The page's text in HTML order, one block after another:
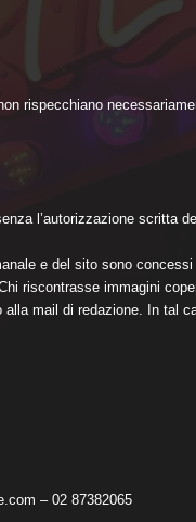
rispecchiano
l’autorizzazione scritta
e del sito sono
riscontrasse immagini
alla mail di redazione. In tal
– 02 87382065